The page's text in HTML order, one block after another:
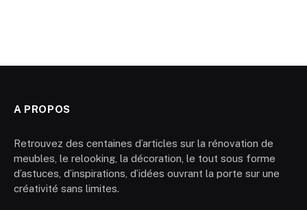
A PROPOS
Retrouvez des centaines d’articles sur la rénovation de
meubles, le relooking, la décoration, le tout sous forme
d’astuces, d’inspirations, d’idées ouvrant la porte sur une
créativité sans limites.